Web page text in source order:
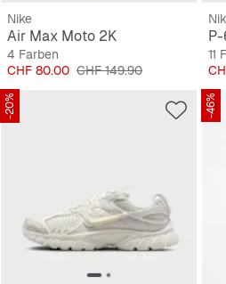
Nike
Air Max Moto 2K
4 Farben
Preis
CHF 80.00 Originalpreis
CHF 149.90
11
-20% -46%